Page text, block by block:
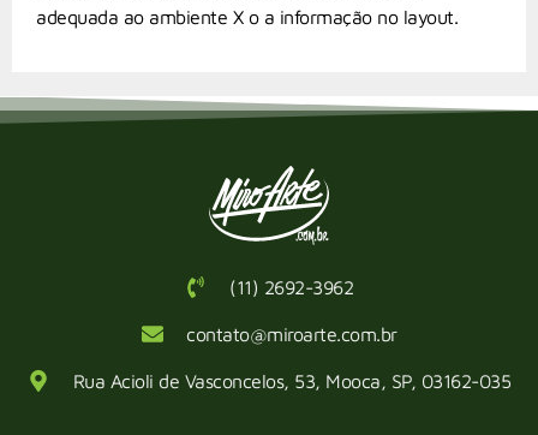
adequada ao ambiente X o a informação no layout.
(11) 2692-3962
contato@miroarte.com.br
Rua Acioli de Vasconcelos, 53, Mooca, SP, 03162-035